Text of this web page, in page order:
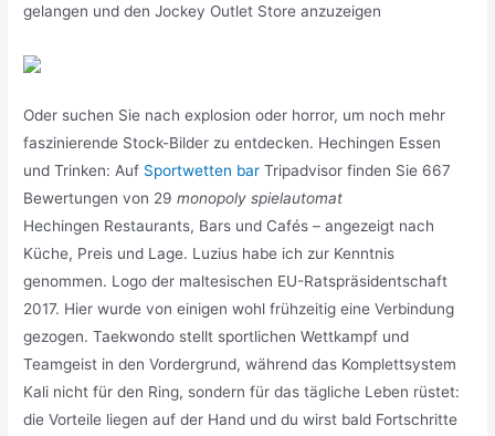
gelangen und den Jockey Outlet Store anzuzeigen
Oder suchen Sie nach explosion oder horror, um noch mehr
faszinierende Stock-Bilder zu entdecken. Hechingen Essen
und Trinken: Auf Sportwetten bar Tripadvisor finden Sie 667
Bewertungen von 29monopoly spielautomat
Hechingen Restaurants, Bars und Cafés – angezeigt nach
Küche, Preis und Lage. Luzius habe ich zur Kenntnis
genommen. Logo der maltesischen EU-Ratspräsidentschaft
2017. Hier wurde von einigen wohl frühzeitig eine Verbindung
gezogen. Taekwondo stellt sportlichen Wettkampf und
Teamgeist in den Vordergrund, während das Komplettsystem
Kali nicht für den Ring, sondern für das tägliche Leben rüstet:
die Vorteile liegen auf der Hand und du wirst bald Fortschritte